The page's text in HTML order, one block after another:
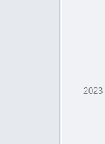
2023